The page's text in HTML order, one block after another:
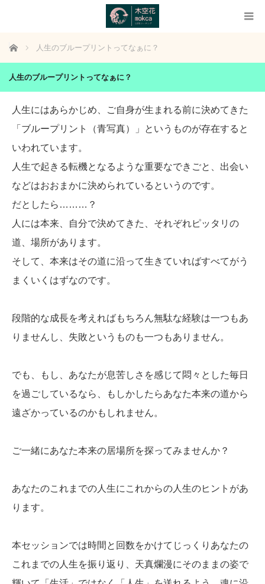
ホーム 人生のブループリントってなぁに？
人生のブループリントってなぁに？
人生にはあらかじめ、ご自身が生まれる前に決めてきた
「ブループリント（青写真）」というものが存在すると
いわれています。
人生で起きる転機となるような重要なできごと、出会い
などはおおまかに決められているというのです。
だとしたら………？
人には本来、自分で決めてきた、それぞれピッタリの
道、場所があります。
そして、本来はその道に沿って生きていればすべてがう
まくいくはずなのです。
段階的な成長を考えればもちろん無駄な経験は一つもあ
りませんし、失敗というものも一つもありません。
でも、もし、あなたが息苦しさを感じて悶々とした毎日
を過ごしているなら、もしかしたらあなた本来の道から
遠ざかっているのかもしれません。
ご一緒にあなた本来の居場所を探ってみませんか？
あなたのこれまでの人生にこれからの人生のヒントがあ
ります。
本セッションでは時間と回数をかけてじっくりあなたの
これまでの人生を振り返り、天真爛漫にそのままの姿で